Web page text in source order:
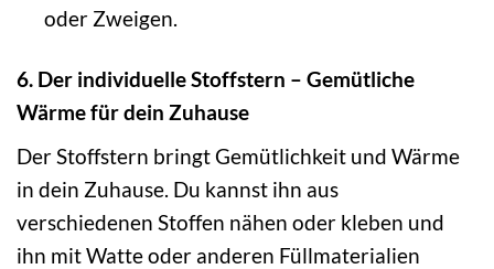
oder Zweigen.
6. Der individuelle Stoffstern – Gemütliche
Wärme für dein Zuhause
Der Stoffstern bringt Gemütlichkeit und Wärme
in dein Zuhause. Du kannst ihn aus
verschiedenen Stoffen nähen oder kleben und
ihn mit Watte oder anderen Füllmaterialien